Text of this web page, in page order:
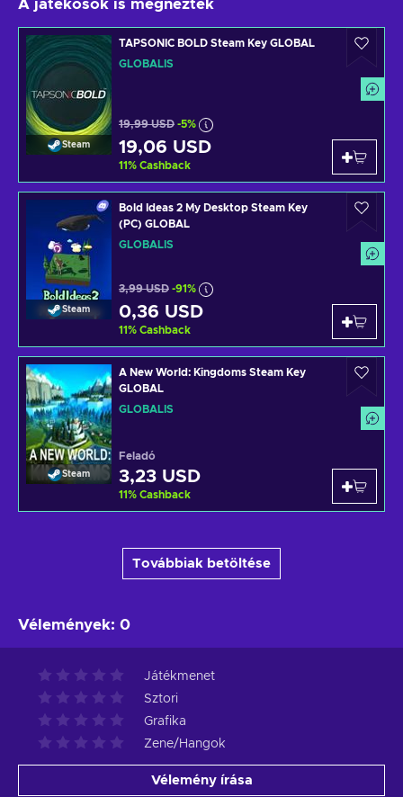
A játékosok is megnézték
Steam
TAPSONIC BOLD Steam Key GLOBAL
GLOBÁLIS
19,99 USD -5%
19,06 USD
11% Cashback
Steam
Bold Ideas 2 My Desktop Steam Key
(PC) GLOBAL
GLOBÁLIS
3,99 USD -91%
0,36 USD
11% Cashback
Steam
A New World: Kingdoms Steam Key
GLOBAL
GLOBÁLIS
Feladó
3,23 USD
11% Cashback
Továbbiak betöltése
Vélemények: 0
Játékmenet
Sztori
Grafika
Zene/Hangok
Vélemény írása